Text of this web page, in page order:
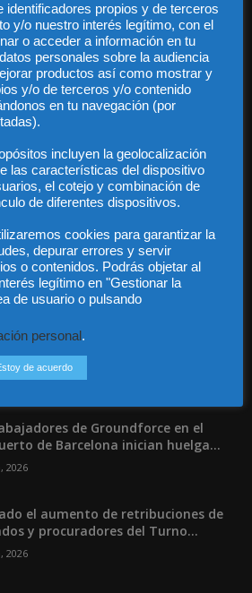
y Publicidad
Quiénes somos
Legal
Privacidad
Contacto
Guía Colaboradores
info@diariojuridico.com
se exponen a
penales por una
deficiente...
de Groundforce en el
de Barcelona inician huelga...
2026
el aumento de retribuciones de
y procuradores del Turno...
2026
identificadores propios y de terceros
y/o nuestro interés legítimo, con el
o acceder a información en tu
personales sobre la audiencia
productos así como mostrar y
y/o de terceros y/o contenido
en tu navegación (por
incluyen la geolocalización
las características del dispositivo
el cotejo y combinación de
de diferentes dispositivos.
cookies para garantizar la
depurar errores y servir
o contenidos. Podrás objetar al
legítimo en "Gestionar la
de usuario o pulsando
personal.
de acuerdo